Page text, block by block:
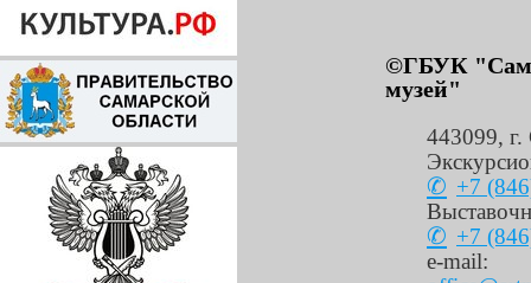
©ГБУК
музей"
443099, г.
+7
+7
e-mail: